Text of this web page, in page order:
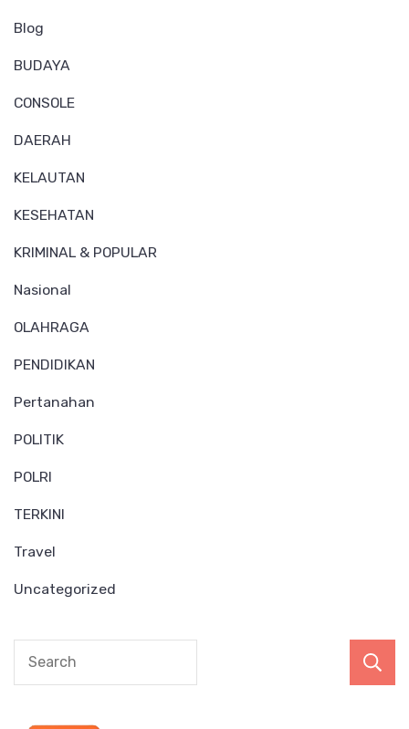
Blog
BUDAYA
CONSOLE
DAERAH
KELAUTAN
KESEHATAN
KRIMINAL & POPULAR
Nasional
OLAHRAGA
PENDIDIKAN
Pertanahan
POLITIK
POLRI
TERKINI
Travel
Uncategorized